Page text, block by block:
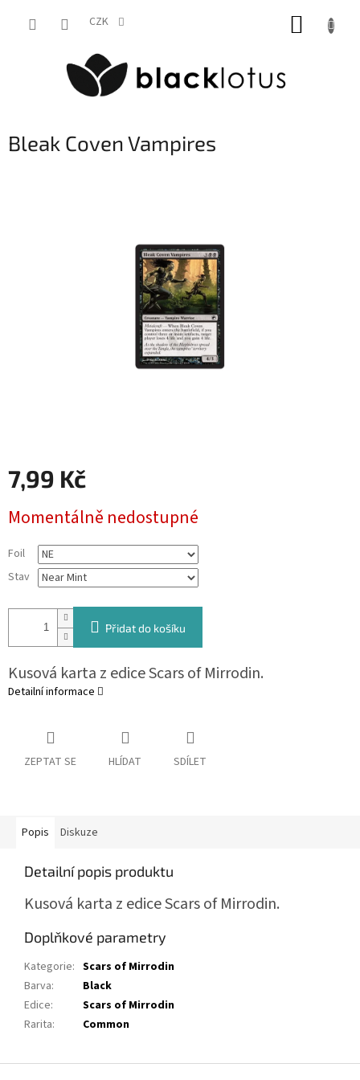
CZK
Bleak Coven Vampires
7,99 Kč
cena:
Momentálně nedostupné
Foil
Stav
Přidat do košíku
Kusová karta z edice Scars of Mirrodin.
Detailní informace
ZEPTAT SE HLÍDAT SDÍLET
Popis Diskuze
Detailní popis produktu
Kusová karta z edice Scars of Mirrodin.
Doplňkové parametry
Kategorie: Scars of Mirrodin
Barva:
Black
Edice:
Scars of Mirrodin
Rarita: Common